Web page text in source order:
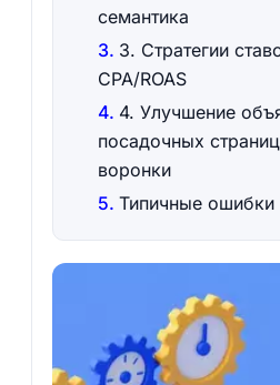
семантика
3. Стратегии
CPA/ROAS
4. Улучшение
посадочных
воронки
Типичные ошибки